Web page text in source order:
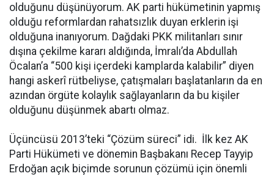
olduğunu düşünüyorum. AK parti hükümetinin yapmış
olduğu reformlardan rahatsızlık duyan erklerin işi
olduğuna inanıyorum. Dağdaki PKK militanları sınır
dışına çekilme kararı aldığında, İmralı’da Abdullah
Öcalan’a “500 kişi içerdeki kamplarda kalabilir” diyen
hangi askerî rütbeliyse, çatışmaları başlatanların da en
azından örgüte kolaylık sağlayanların da bu kişiler
olduğunu düşünmek abartı olmaz.
Üçüncüsü 2013’teki “Çözüm süreci” idi. İlk kez AK
Parti Hükümeti ve dönemin Başbakanı Recep Tayyip
Erdoğan açık biçimde sorunun çözümü için önemli